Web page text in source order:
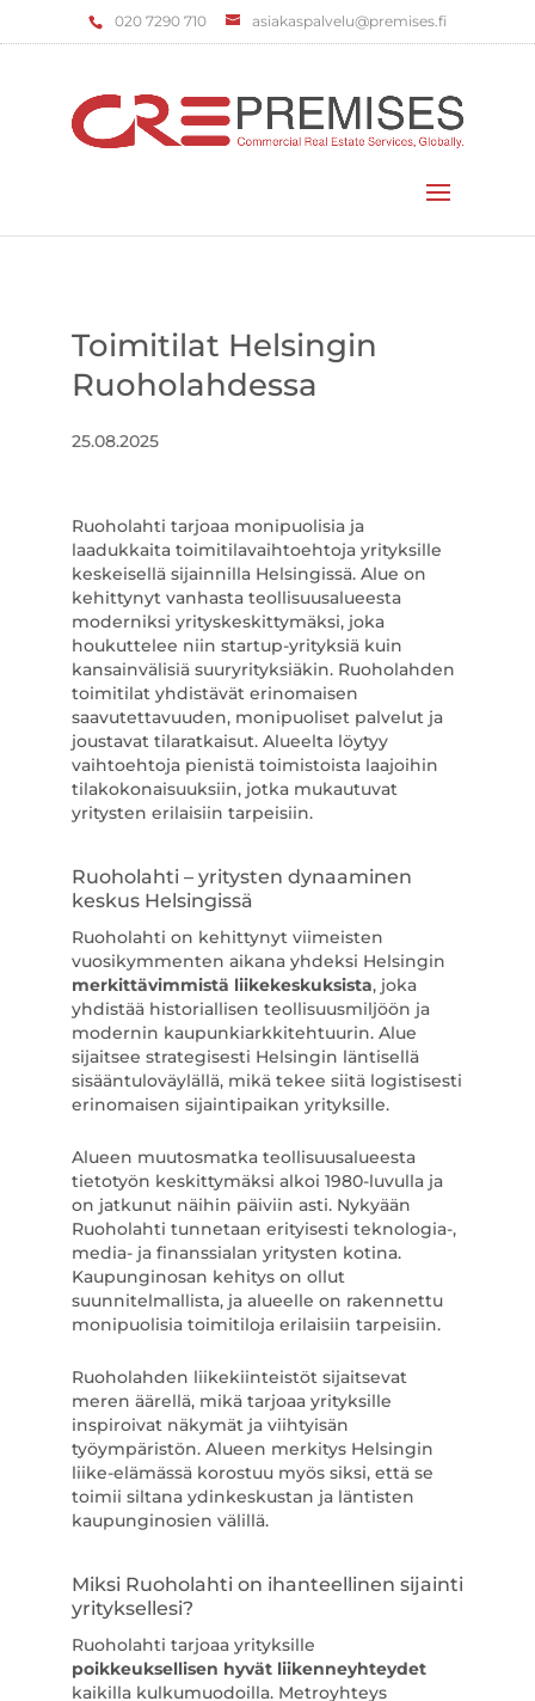
‌020 7290 710 asiakaspalvelu@premises.fi
Toimitilat Helsingin
Ruoholahdessa
25.08.2025
Ruoholahti tarjoaa monipuolisia ja
laadukkaita toimitilavaihtoehtoja yrityksille
keskeisellä sijainnilla Helsingissä. Alue on
kehittynyt vanhasta teollisuusalueesta
moderniksi yrityskeskittymäksi, joka
houkuttelee niin startup-yrityksiä kuin
kansainvälisiä suuryrityksiäkin. Ruoholahden
toimitilat yhdistävät erinomaisen
saavutettavuuden, monipuoliset palvelut ja
joustavat tilaratkaisut. Alueelta löytyy
vaihtoehtoja pienistä toimistoista laajoihin
tilakokonaisuuksiin, jotka mukautuvat
yritysten erilaisiin tarpeisiin.
Ruoholahti – yritysten dynaaminen
keskus Helsingissä
Ruoholahti on kehittynyt viimeisten
vuosikymmenten aikana yhdeksi Helsingin
merkittävimmistä liikekeskuksista, joka
yhdistää historiallisen teollisuusmiljöön ja
modernin kaupunkiarkkitehtuurin. Alue
sijaitsee strategisesti Helsingin läntisellä
sisääntuloväylällä, mikä tekee siitä logistisesti
erinomaisen sijaintipaikan yrityksille.
Alueen muutosmatka teollisuusalueesta
tietotyön keskittymäksi alkoi 1980-luvulla ja
on jatkunut näihin päiviin asti. Nykyään
Ruoholahti tunnetaan erityisesti teknologia-,
media- ja finanssialan yritysten kotina.
Kaupunginosan kehitys on ollut
suunnitelmallista, ja alueelle on rakennettu
monipuolisia toimitiloja erilaisiin tarpeisiin.
Ruoholahden liikekiinteistöt sijaitsevat
meren äärellä, mikä tarjoaa yrityksille
inspiroivat näkymät ja viihtyisän
työympäristön. Alueen merkitys Helsingin
liike-elämässä korostuu myös siksi, että se
toimii siltana ydinkeskustan ja läntisten
kaupunginosien välillä.
Miksi Ruoholahti on ihanteellinen sijainti
yrityksellesi?
Ruoholahti tarjoaa yrityksille
poikkeuksellisen hyvät liikenneyhteydet
kaikilla kulkumuodoilla. Metroyhteys